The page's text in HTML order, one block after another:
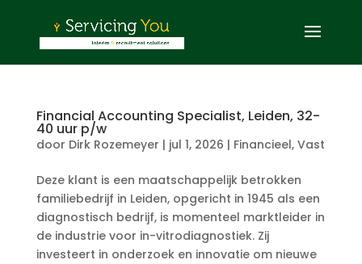
Financial Accounting Specialist, Leiden, 32-
40 uur p/w
door Dirk Rozemeyer | jul 1, 2026 | Financieel, Vast
Deze klant is een maatschappelijk betrokken
familiebedrijf in Leiden, opgericht in 1945 als een
diagnostisch bedrijf, is momenteel marktleider in
de industrie voor in-vitrodiagnostiek. Zij
investeert in onderzoek en innovatie om nieuwe